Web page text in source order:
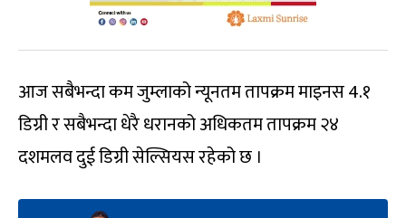
आज सबैभन्दा कम जुम्लाको न्यूनतम तापक्रम माइनस 4.१
डिग्री र सबैभन्दा धेरै धरानको अधिकतम तापक्रम २४
दशमलव दुई डिग्री सेल्सियस रहेको छ ।